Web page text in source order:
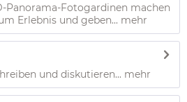
Fotogardinen machen
Erlebnis und geben... mehr
und diskutieren... mehr